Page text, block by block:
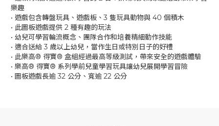
樂趣
• 遊戲包含轉盤玩具、遊戲板、3 隻玩具動物與 40 個積木
• 此圖板遊戲提供 2 種有趣的玩法
• 幼兒可學習輪流概念、團隊合作和培養精細動作技能
• 適合送給 3 歲以上幼兒，當作生日或特別日子的好禮
• 此樂高® 得寶® 盒組經過最高等級測試，帶來安全的遊戲體驗
• 樂高® 得寶® 系列學前兒童學習玩具讓幼兒展開學習冒險
• 圖板遊戲長逾 32 公分、寬逾 22 公分